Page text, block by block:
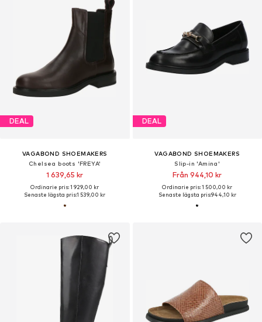
DEAL
VAGABOND SHOEMAKERS
Chelsea boots 'FREYA'
1 639,65 kr
Ordinarie pris: 1 929,00 kr
Senaste lägsta pris:1 539,00 kr
DEAL
VAGABOND SHOEMAKERS
Slip-in 'Amina'
Från 944,10 kr
Ordinarie pris: 1 500,00 kr
Senaste lägsta pris:944,10 kr